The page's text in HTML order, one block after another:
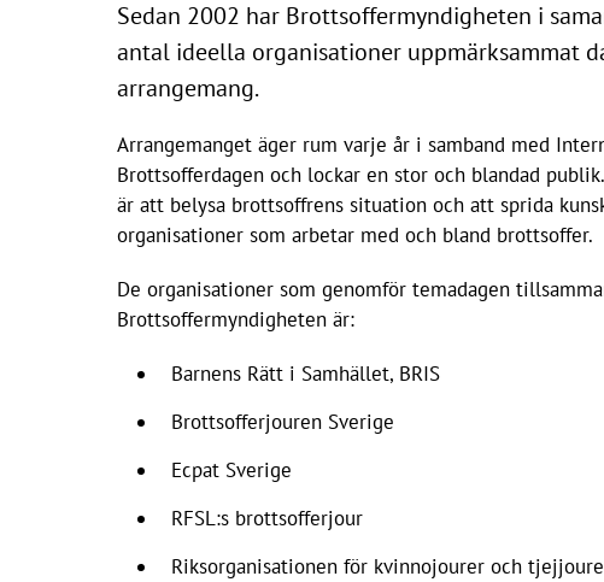
Sedan 2002 har Brottsoffermyndigheten i
antal ideella organisationer uppmärksammat
arrangemang.
Arrangemanget äger rum varje år i samband med
Brottsofferdagen och lockar en stor och blandad
är att belysa brottsoffrens situation och att sprida
organisationer som arbetar med och bland brottsoffer.
De organisationer som genomför temadagen
Brottsoffermyndigheten är:
Barnens Rätt i Samhället, BRIS
Brottsofferjouren Sverige
Ecpat Sverige
RFSL:s brottsofferjour
Riksorganisationen för kvinnojourer och